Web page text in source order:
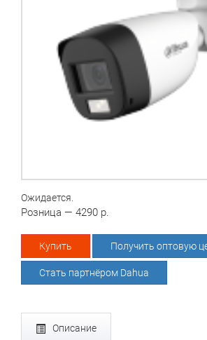
Ожидается.
Розница — 4290 р.
Купить Получить оптовую
Стать партнёром Dahua
Описание